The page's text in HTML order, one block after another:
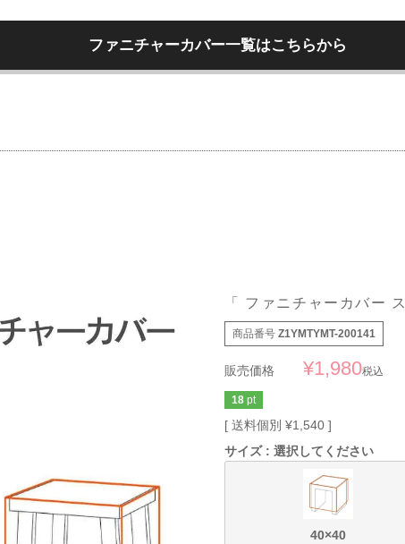
ファニチャーカバー一覧はこちらから
「 ファニチャーカバー
商品番号 Z1YMTYMT-200141
販売価格 ¥1,980税込
18 pt
送料個別 ¥1,540
サイズ
選択してください
40×40